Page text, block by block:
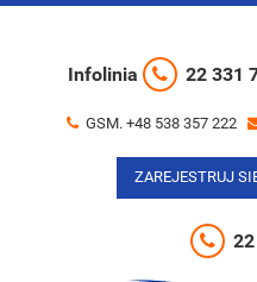
Infolinia 22 331
GSM. +48 538 357 222
ZAREJESTRUJ